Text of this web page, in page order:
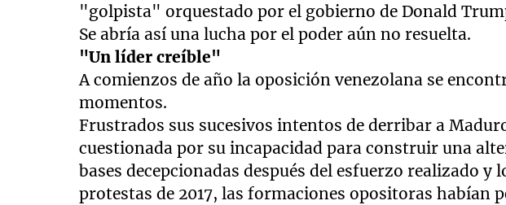
"golpista" orquestado por el gobierno de Donald
Se abría así una lucha por el poder aún no resuelta.
"Un líder creíble"
A comienzos de año la oposición venezolana se
momentos.
Frustrados sus sucesivos intentos de derribar a
cuestionada por su incapacidad para construir una
bases decepcionadas después del esfuerzo realizado y
protestas de 2017, las formaciones opositoras habían